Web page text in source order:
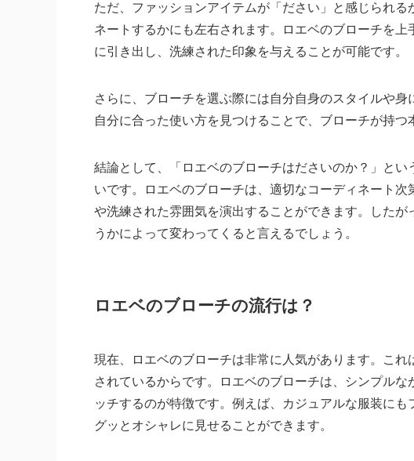
ただ、ファッションアイテムが「ださい」と感じられ
ネートするかにも左右されます。ロエベのブローチを
に引き出し、洗練された印象を与えることが可能です。
さらに、ブローチを選ぶ際には自分自身のスタイルや身
自分に合った使い方を見つけることで、ブローチが持つ
結論として、「ロエベのブローチはださいのか？」と
いです。ロエベのブローチは、適切なコーディネート
や洗練された雰囲気を演出することができます。した
うかによって変わってくると言えるでしょう。
ロエベのブローチの流行は？
現在、ロエベのブローチは非常に人気があります。
これ
されているからです。ロエベのブローチは、シンプル
ッチするのが特徴です。例えば、カジュアルな服装に
グッとオシャレに見せることができます。